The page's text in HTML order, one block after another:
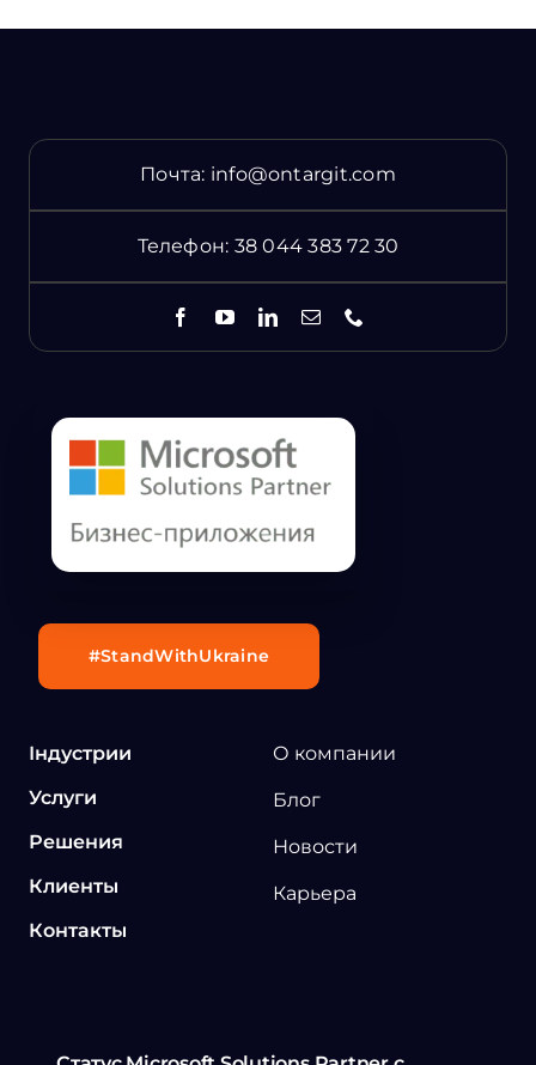
Почта: info@ontargit.com
Телефон: 38 044 383 72 30
Індустрии
Услуги
Решения
Клиенты
Контакты
О компании
Блог
Новости
Карьера
#StandWithUkraine